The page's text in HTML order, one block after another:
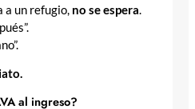
a un refugio, no se espera.
al ingreso?